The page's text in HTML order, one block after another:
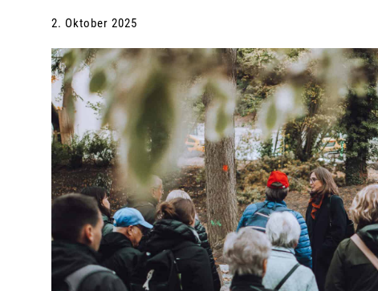
2. Oktober 2025